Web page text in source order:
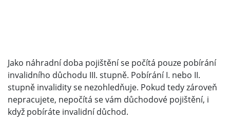
Jako náhradní doba pojištění se počítá pouze pobírání
invalidního důchodu III. stupně. Pobírání I. nebo II.
stupně invalidity se nezohledňuje. Pokud tedy zároveň
nepracujete, nepočítá se vám důchodové pojištění, i
když pobíráte invalidní důchod.